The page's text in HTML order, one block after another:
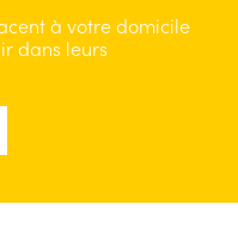
à votre domicile
dans leurs